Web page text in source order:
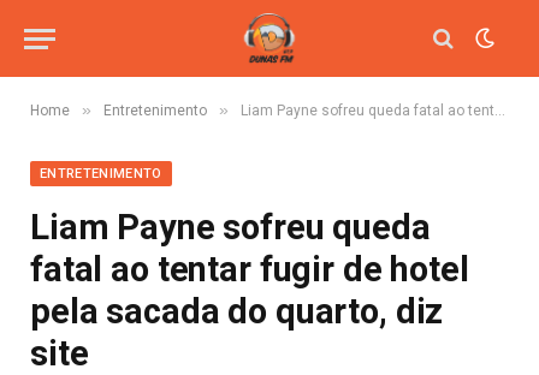
Home » Entretenimento » Liam Payne sofreu queda fatal ao tentar fugir de hotel pela sacada do quarto, diz site
ENTRETENIMENTO
Liam Payne sofreu queda
fatal ao tentar fugir de hotel
pela sacada do quarto, diz
site